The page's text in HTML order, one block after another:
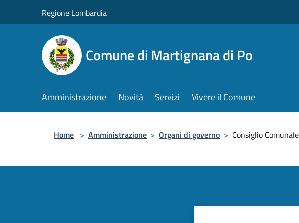
Regione Lombardia
Comune di Martignana di Po
Amministrazione Novità Servizi Vivere il Comune
Home > Amministrazione > Organi di governo > Consiglio Comunale